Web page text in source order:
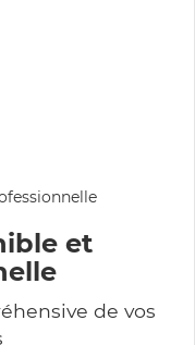
et
de vos